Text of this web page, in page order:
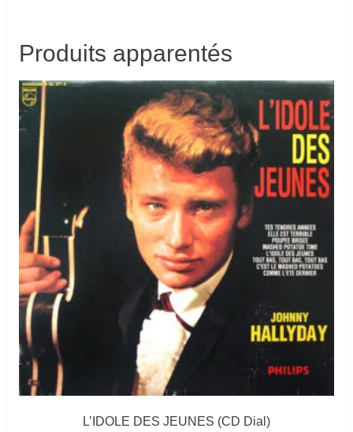
Produits apparentés
L’IDOLE DES JEUNES (CD Dial)